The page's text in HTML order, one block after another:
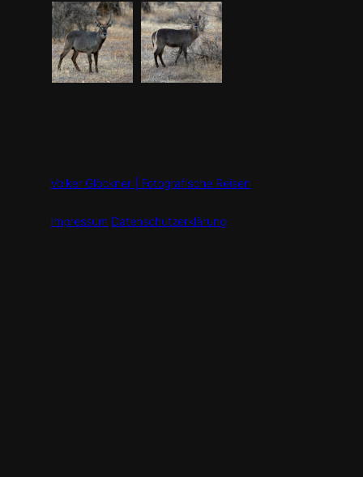
Volker Glöckner | Fotografische Reisen
Impressum Datenschutzerklärung